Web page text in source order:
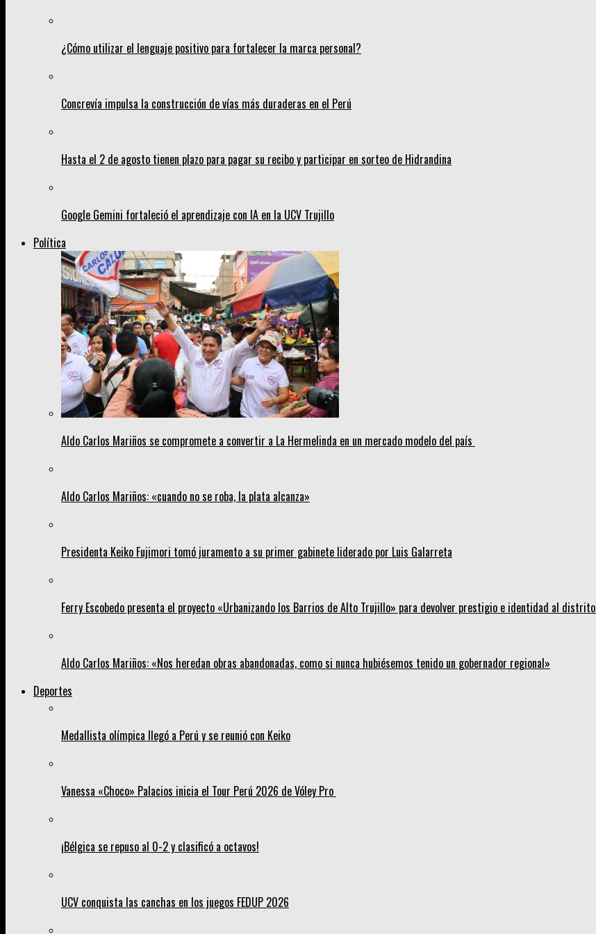
¿Cómo utilizar el lenguaje positivo para fortalecer la marca personal?
Concrevía impulsa la construcción de vías más duraderas en el Perú
Hasta el 2 de agosto tienen plazo para pagar su recibo y participar en sorteo de Hidrandina
Google Gemini fortaleció el aprendizaje con IA en la UCV Trujillo
Política
Aldo Carlos Mariños se compromete a convertir a La Hermelinda en un mercado modelo del país
Aldo Carlos Mariños: «cuando no se roba, la plata alcanza»
Presidenta Keiko Fujimori tomó juramento a su primer gabinete liderado por Luis Galarreta
Ferry Escobedo presenta el proyecto «Urbanizando los Barrios de Alto Trujillo» para devolver prestigio e identidad al distrito
Aldo Carlos Mariños: «Nos heredan obras abandonadas, como si nunca hubiésemos tenido un gobernador regional»
Deportes
Medallista olímpica llegó a Perú y se reunió con Keiko
Vanessa «Choco» Palacios inicia el Tour Perú 2026 de Vóley Pro
¡Bélgica se repuso al 0-2 y clasificó a octavos!
UCV conquista las canchas en los juegos FEDUP 2026